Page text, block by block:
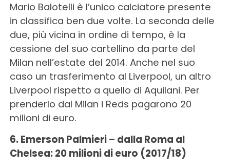
Mario Balotelli è l’unico calciatore presente
in classifica ben due volte. La seconda delle
due, più vicina in ordine di tempo, è la
cessione del suo cartellino da parte del
Milan nell’estate del 2014. Anche nel suo
caso un trasferimento al Liverpool, un altro
Liverpool rispetto a quello di Aquilani. Per
prenderlo dal Milan i Reds pagarono 20
milioni di euro.
6. Emerson Palmieri – dalla Roma al
Chelsea: 20 milioni di euro (2017/18)